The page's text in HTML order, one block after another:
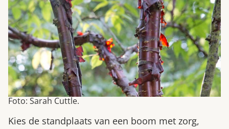
Foto: Sarah Cuttle.
Kies de standplaats van een boom met zorg,